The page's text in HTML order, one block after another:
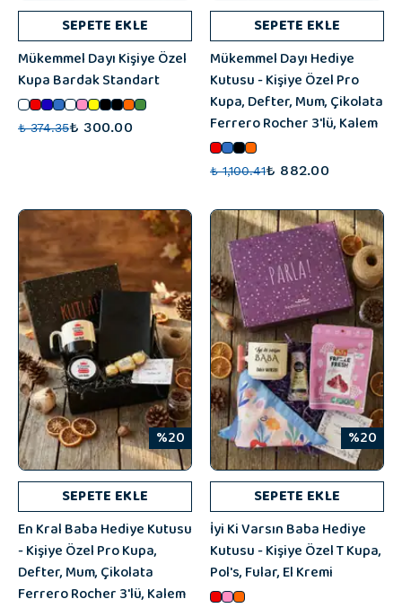
SEPETE EKLE
Mükemmel Dayı Kişiye Özel
Kupa Bardak Standart
₺ 374.35₺ 300.00
SEPETE EKLE
Mükemmel Dayı Hediye
Kutusu - Kişiye Özel Pro
Kupa, Defter, Mum, Çikolata
Ferrero Rocher 3'lü, Kalem
₺ 1,100.41₺ 882.00
%20
SEPETE EKLE
En Kral Baba Hediye Kutusu
- Kişiye Özel Pro Kupa,
Defter, Mum, Çikolata
Ferrero Rocher 3'lü, Kalem
%20
SEPETE EKLE
İyi Ki Varsın Baba Hediye
Kutusu - Kişiye Özel T Kupa,
Pol's, Fular, El Kremi